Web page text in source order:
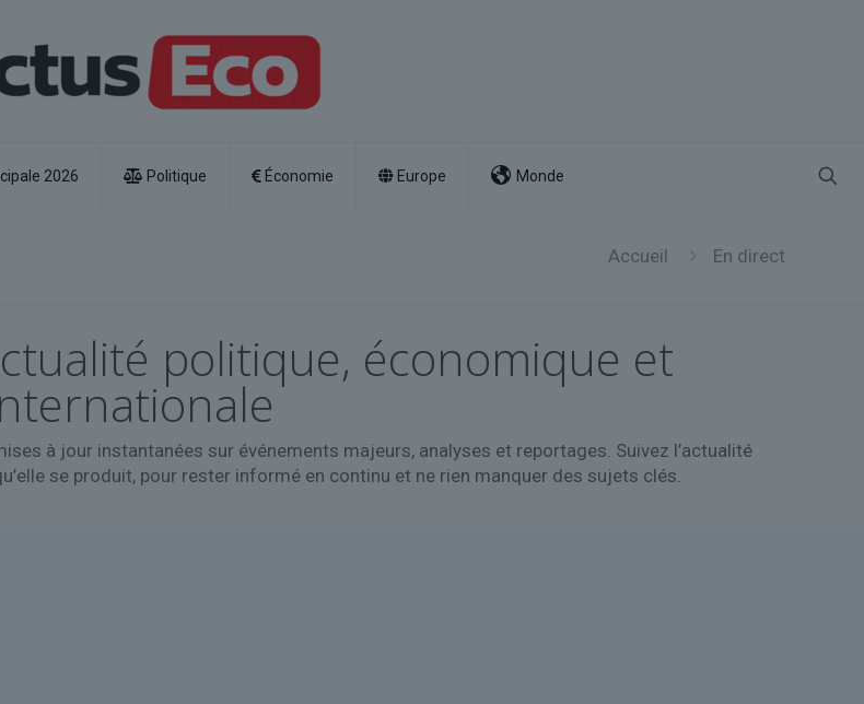
2026 Politique Économie Europe Monde
Accueil En direct
politique, économique et
à jour instantanées sur événements majeurs, analyses et reportages. Suivez l’actualité
se produit, pour rester informé en continu et ne rien manquer des sujets clés.